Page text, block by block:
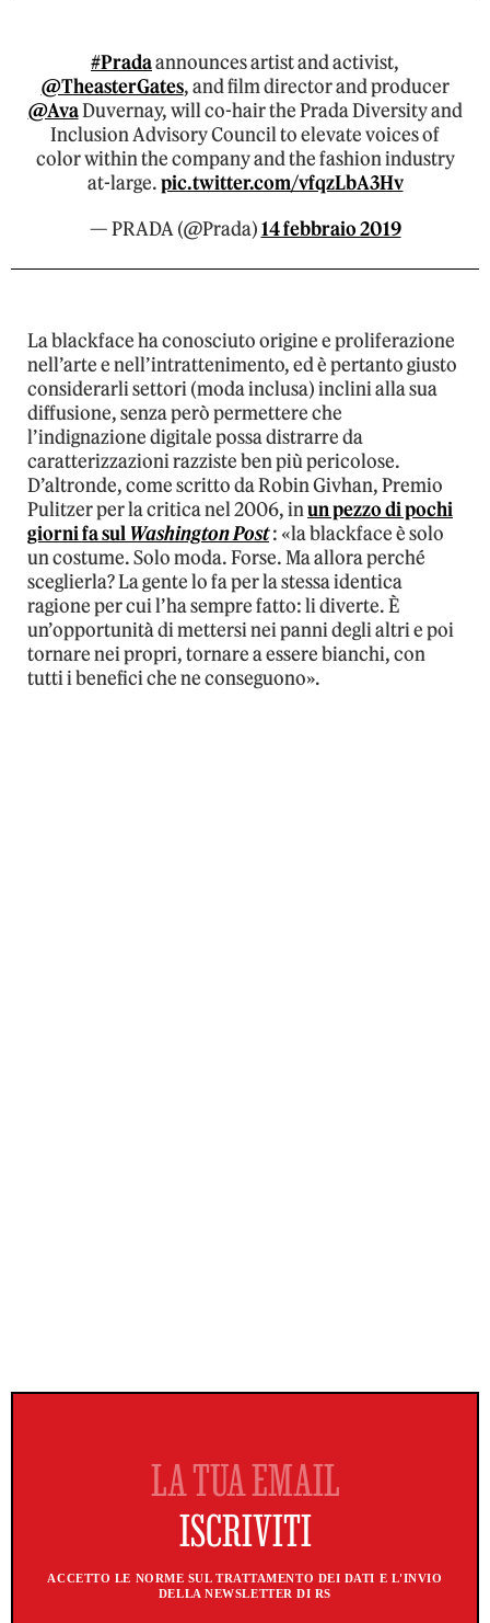
#Pradaannounces artist and activist,
@TheasterGates, and film director and producer
@AvaDuvernay, will co-hair the Prada Diversity and
Inclusion Advisory Council to elevate voices of
color within the company and the fashion industry
at-large.pic.twitter.com/vfqzLbA3Hv
— PRADA (@Prada)14 febbraio 2019
La blackface ha conosciuto origine e proliferazione
nell’arte e nell’intrattenimento, ed è pertanto giusto
considerarli settori (moda inclusa) inclini alla sua
diffusione, senza però permettere che
l’indignazione digitale possa distrarre da
caratterizzazioni razziste ben più pericolose.
D’altronde, come scritto da Robin Givhan, Premio
Pulitzer per la critica nel 2006, inun pezzo di pochi
giorni fa sul Washington Post: «la blackface è solo
un costume. Solo moda. Forse. Ma allora perché
sceglierla? La gente lo fa per la stessa identica
ragione per cui l’ha sempre fatto: li diverte. È
un’opportunità di mettersi nei panni degli altri e poi
tornare nei propri, tornare a essere bianchi, con
tutti i benefici che ne conseguono».
ACCETTO LE NORME SUL TRATTAMENTO DEI DATI E L'INVIO
DELLA NEWSLETTER DI RS